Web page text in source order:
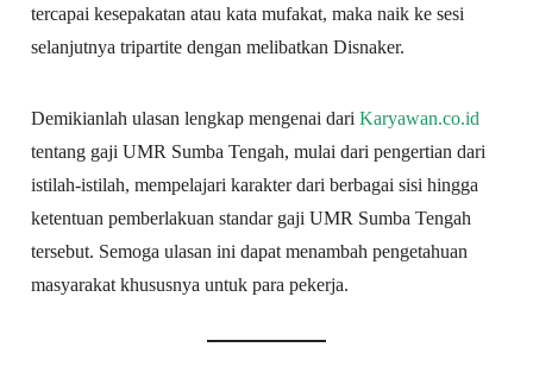
tercapai kesepakatan atau kata mufakat, maka naik ke sesi
selanjutnya tripartite dengan melibatkan Disnaker.
Demikianlah ulasan lengkap mengenai dariKaryawan.co.id
tentang gaji UMR Sumba Tengah, mulai dari pengertian dari
istilah-istilah, mempelajari karakter dari berbagai sisi hingga
ketentuan pemberlakuan standar gaji UMR Sumba Tengah
tersebut. Semoga ulasan ini dapat menambah pengetahuan
masyarakat khususnya untuk para pekerja.